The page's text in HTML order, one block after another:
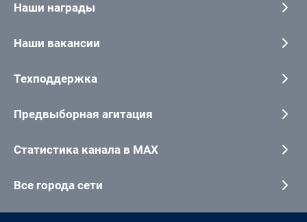
Наши награды
Наши вакансии
Техподдержка
Предвыборная агитация
Статистика канала в MAX
Все города сети